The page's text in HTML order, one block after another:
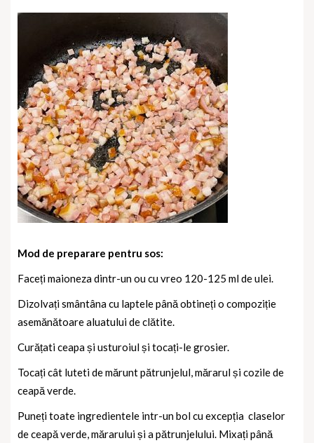
Mod de preparare pentru sos:
Faceți maioneza dintr-un ou cu vreo 120-125 ml de ulei.
Dizolvați smântâna cu laptele până obtineți o compoziție
asemănătoare aluatului de clătite.
Curățati ceapa și usturoiul și tocați-le grosier.
Tocați cât luteti de mărunt pătrunjelul, mărarul și cozile de
ceapă verde.
Puneți toate ingredientele intr-un bol cu excepția claselor
de ceapă verde, mărarului și a pătrunjelului. Mixați până